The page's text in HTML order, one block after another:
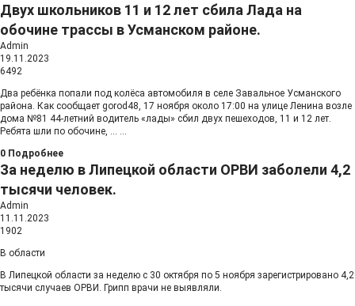
Двух школьников 11 и 12 лет сбила Лада на
обочине трассы в Усманском районе.
Admin
19.11.2023
6492
Два ребёнка попали под колёса автомобиля в селе Завальное Усманского
района. Как сообщает gorod48, 17 ноября около 17:00 на улице Ленина возле
дома №81 44-летний водитель «лады» сбил двух пешеходов, 11 и 12 лет.
Ребята шли по обочине, ... ...
0 Подробнее
За неделю в Липецкой области ОРВИ заболели 4,2
тысячи человек.
Admin
11.11.2023
1902
В области
В Липецкой области за неделю c 30 октября по 5 ноября зарегистрировано 4,2
тысячи случаев ОРВИ. Грипп врачи не выявляли.